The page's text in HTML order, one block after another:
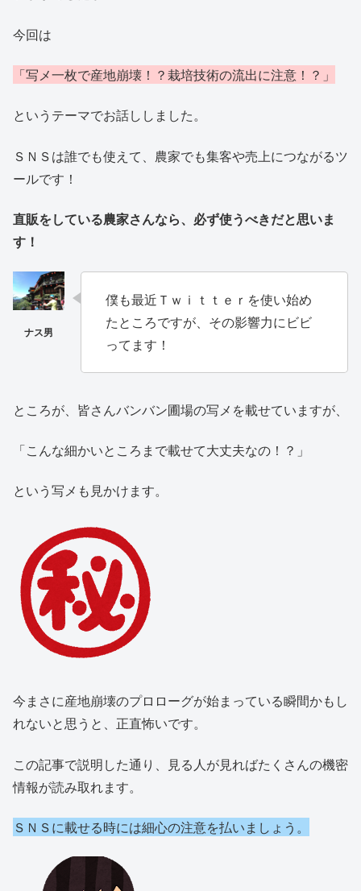
今回は
「写メ一枚で産地崩壊！？栽培技術の流出に注意！？」
というテーマでお話ししました。
ＳＮＳは誰でも使えて、農家でも集客や売上につながるツ
ールです！
直販をしている農家さんなら、必ず使うべきだと思いま
す！
僕も最近Ｔｗｉｔｔｅｒを使い始め
たところですが、その影響力にビビ
ってます！
ところが、皆さんバンバン圃場の写メを載せていますが、
「こんな細かいところまで載せて大丈夫なの！？」
という写メも見かけます。
今まさに産地崩壊のプロローグが始まっている瞬間かもし
れないと思うと、正直怖いです。
この記事で説明した通り、見る人が見ればたくさんの機密
情報が読み取れます。
ＳＮＳに載せる時には細心の注意を払いましょう。